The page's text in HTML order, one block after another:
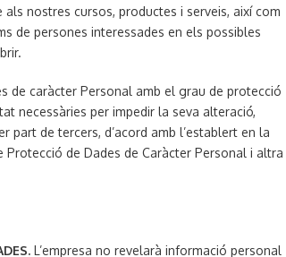
nostres cursos, productes i serveis, així com
de persones interessades en els possibles
de caràcter Personal amb el grau de protecció
necessàries per impedir la seva alteració,
de tercers, d’acord amb l’establert en la
Protecció de Dades de Caràcter Personal i altra
L’empresa no revelarà informació personal